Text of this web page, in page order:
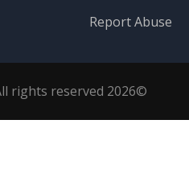
Report Abuse
©2026 by Visual Paradigm. All rights reserved.